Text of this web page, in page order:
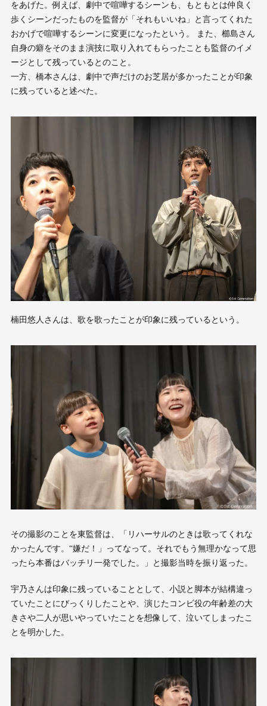
をあげた。例えば、劇中で喧嘩するシーンも、もともとは仲良く
歩くシーンだったものを監督が「それもいいね」と言ってくれた
おかげで喧嘩するシーンに変更になったという。 また、櫛島さん
自身の癖をそのまま演技に取り入れてもらったことも監督のイメ
ージとして残っているとのこと。
一方、橋本さんは、劇中で声だけのお芝居が多かったことが印象
に残っていると述べた。
楠田悠人さんは、歌を歌ったことが印象に残っているという。
その撮影のことを東監督は、「リハーサルのときは歌ってくれな
かったんです。“嫌だ！」ってなって。それでもう無理かなって思
ったら本番はバッチリ一発でした。」と撮影当時を振り返った。
宇乃さんは印象に残っていることとして、小説と脚本が結構違っ
ていたことにびっくりしたことや、演じたコンビ役の年齢差の大
きさや二人が思いやっていたことを想像して、泣いてしまったこ
とを明かした。